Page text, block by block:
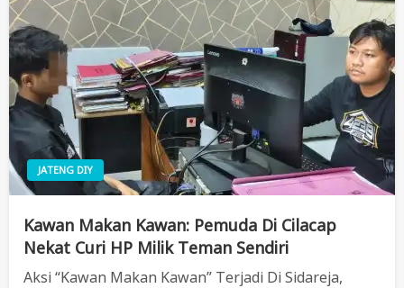
JATENG DIY
Kawan Makan Kawan: Pemuda Di Cilacap
Nekat Curi HP Milik Teman Sendiri
Aksi “kawan Makan Kawan” Terjadi Di Sidareja,